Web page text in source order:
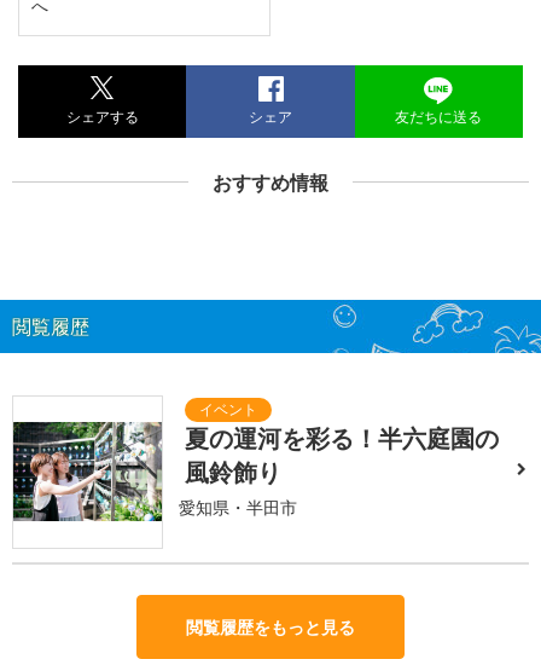
へ
シェアする シェア 友だちに送る
おすすめ情報
閲覧履歴
夏の運河を彩る！半六庭園の
風鈴飾り
愛知県・半田市
閲覧履歴をもっと見る